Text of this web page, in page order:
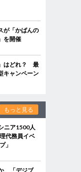
が「かばんの
を開催
はどれ？ 最
キャンペーン
もっと見る
ニア1500人
代務員イベ
」
「デジブ